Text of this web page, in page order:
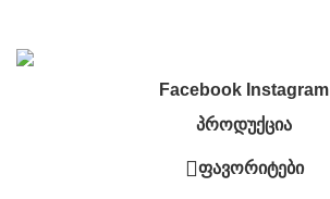
Facebook Instagram
პროდუქცია
ფავორიტები